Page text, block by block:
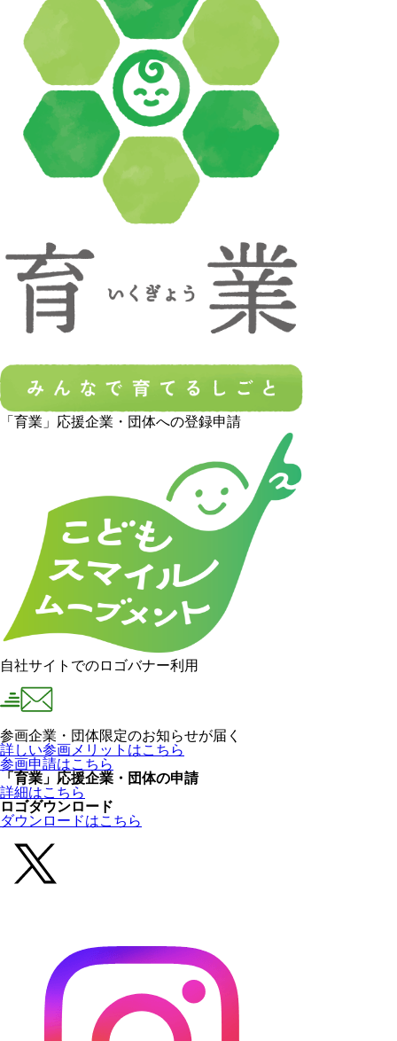
「育業」応援企業・団体への登録申請
自社サイトでのロゴバナー利用
参画企業・団体限定のお知らせが届く
詳しい参画メリットはこちら
参画申請はこちら
「育業」応援企業・団体の申請
詳細はこちら
ロゴダウンロード
ダウンロードはこちら